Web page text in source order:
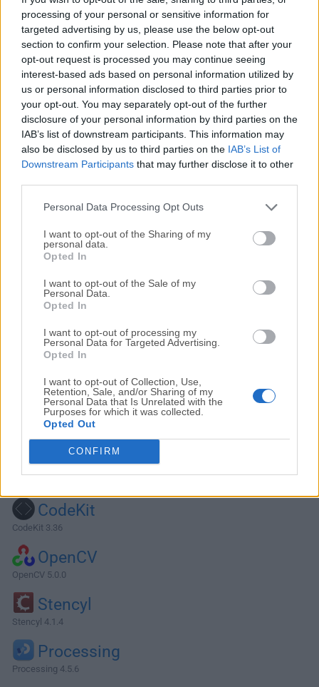
processing of your personal or sensitive information for
targeted advertising by us, please use the below opt-out
section to confirm your selection. Please note that after your
opt-out request is processed you may continue seeing
interest-based ads based on personal information utilized by
us or personal information disclosed to third parties prior to
your opt-out. You may separately opt-out of the further
disclosure of your personal information by third parties on the
IAB’s list of downstream participants. This information may
also be disclosed by us to third parties on the IAB’s List of
Downstream Participants that may further disclose it to other
Personal Data Processing Opt Outs
I want to opt-out of the Sharing of my
personal data.
Opted In
I want to opt-out of the Sale of my
Personal Data.
Opted In
I want to opt-out of processing my
Personal Data for Targeted Advertising.
Opted In
I want to opt-out of Collection, Use,
Retention, Sale, and/or Sharing of my
Personal Data that Is Unrelated with the
Purposes for which it was collected.
Opted Out
CONFIRM
programadores y desarrolladores de software que
necesitan realizar un seguimiento de grandes proyectos de
codificación y simplificar las sesiones de codificación con
una gran cantidad de herramientas optimizadas para
ayudar a codificar.AVISO: Después de una importante
brecha de seguridad en la plataforma GitHub a finales de
2022 y la aparición de nuevas tecnologías que podrían
servir mejor a los codificadores de software, el equipo que
apoyó el desarrollo de esta aplicación decidió
descontinuarla. Su flexibilidad le permitió integrarse sin
problemas con otras herramientas y servicios, lo que lo
convirtió en una opción ideal para desarro...
Alternativas y Software Similar
CodeKit
CodeKit 3.36
OpenCV
OpenCV 5.0.0
Stencyl
Stencyl 4.1.4
Processing
Processing 4.5.6